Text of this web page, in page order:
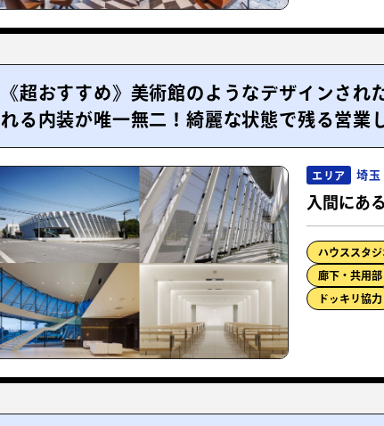
《超おすすめ》美術館のようなデザインされ
れる内装が唯一無二！綺麗な状態で残る営業
エリア 埼玉
入間にあ
ハウススタジ
廊下・共用部
ドッキリ協力